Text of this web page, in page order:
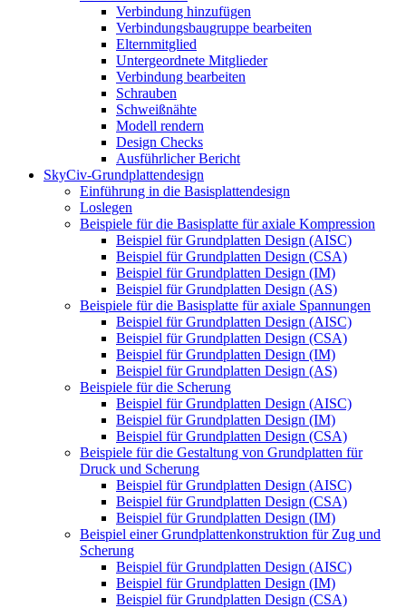
Verbindung hinzufügen
Verbindungsbaugruppe bearbeiten
Elternmitglied
Untergeordnete Mitglieder
Verbindung bearbeiten
Schrauben
Schweißnähte
Modell rendern
Design Checks
Ausführlicher Bericht
SkyCiv-Grundplattendesign
Einführung in die Basisplattendesign
Loslegen
Beispiele für die Basisplatte für axiale Kompression
Beispiel für Grundplatten Design (AISC)
Beispiel für Grundplatten Design (CSA)
Beispiel für Grundplatten Design (IM)
Beispiel für Grundplatten Design (AS)
Beispiele für die Basisplatte für axiale Spannungen
Beispiel für Grundplatten Design (AISC)
Beispiel für Grundplatten Design (CSA)
Beispiel für Grundplatten Design (IM)
Beispiel für Grundplatten Design (AS)
Beispiele für die Scherung
Beispiel für Grundplatten Design (AISC)
Beispiel für Grundplatten Design (IM)
Beispiel für Grundplatten Design (CSA)
Beispiele für die Gestaltung von Grundplatten für
Druck und Scherung
Beispiel für Grundplatten Design (AISC)
Beispiel für Grundplatten Design (CSA)
Beispiel für Grundplatten Design (IM)
Beispiel einer Grundplattenkonstruktion für Zug und
Scherung
Beispiel für Grundplatten Design (AISC)
Beispiel für Grundplatten Design (IM)
Beispiel für Grundplatten Design (CSA)